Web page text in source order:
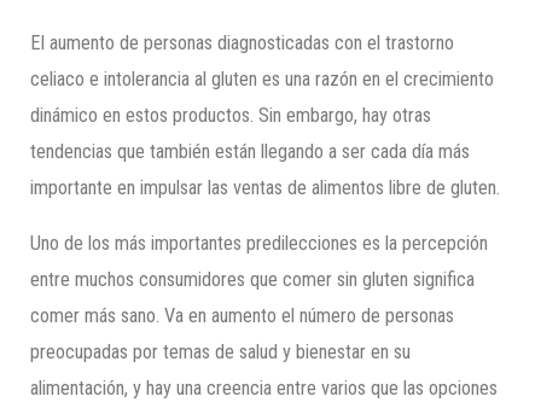
El aumento de personas diagnosticadas con el trastorno
celiaco e intolerancia al gluten es una razón en el crecimiento
dinámico en estos productos. Sin embargo, hay otras
tendencias que también están llegando a ser cada día más
importante en impulsar las ventas de alimentos libre de gluten.
Uno de los más importantes predilecciones es la percepción
entre muchos consumidores que comer sin gluten significa
comer más sano. Va en aumento el número de personas
preocupadas por temas de salud y bienestar en su
alimentación, y hay una creencia entre varios que las opciones